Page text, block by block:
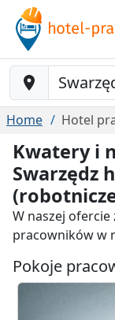
Baustelle-
Home Hotel
Kwatery i
Swarzędz
W naszej
pracowników w
Pokoje